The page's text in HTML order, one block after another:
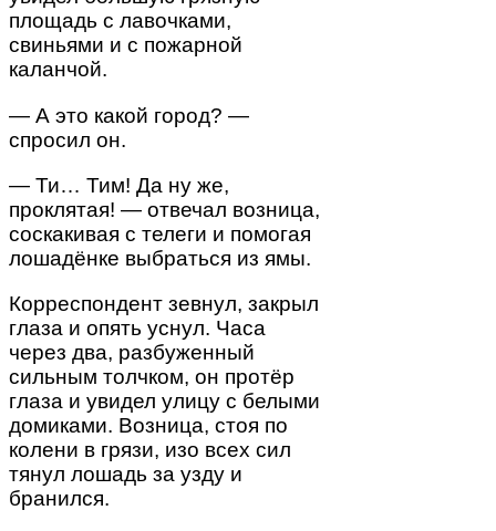
площадь с лавочками,
свиньями и с пожарной
каланчой.
— А это какой город? —
спросил он.
— Ти… Тим! Да ну же,
проклятая! — отвечал возница,
соскакивая с телеги и помогая
лошадёнке выбраться из ямы.
Корреспондент зевнул, закрыл
глаза и опять уснул. Часа
через два, разбуженный
сильным толчком, он протёр
глаза и увидел улицу с белыми
домиками. Возница, стоя по
колени в грязи, изо всех сил
тянул лошадь за узду и
бранился.